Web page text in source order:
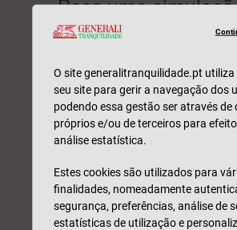
Peça uma
contactado(a)
O site generalitranquilidade.pt utiliza
seu site para gerir a navegação dos
podendo essa gestão ser através de
próprios e/ou de terceiros para
análise estatística.
Estes cookies são utilizados para
finalidades, nomeadamente
segurança, preferências, análise de
estatísticas de utilização e